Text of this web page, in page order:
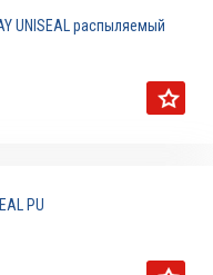
UNISEAL распыляемый
PU